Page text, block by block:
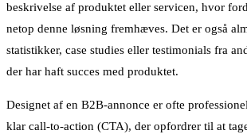
beskrivelse af produktet eller servicen, hvor
netop denne løsning fremhæves. Det er også
statistikker, case studies eller testimonials fra
der har haft succes med produktet.
Designet af en B2B-annonce er ofte
klar call-to-action (CTA), der opfordrer til at